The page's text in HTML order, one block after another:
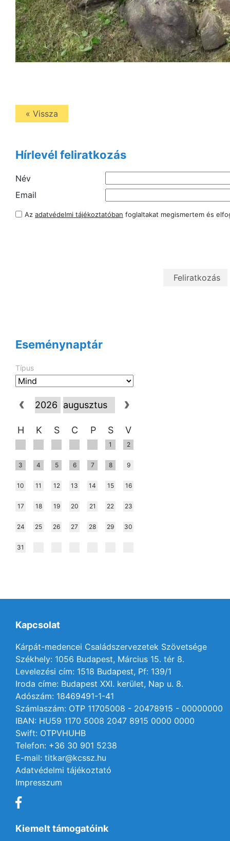
« Vissza
Hírlevél feliratkozás
Név
Email
Az adatvédelmi tájékoztatóban foglaltakat megismertem és
Eseménynaptár
Típus
H K S C P S V
1 2
3 4 5 6 7 8 9
10 11 12 13 14 15 16
17 18 19 20 21 22 23
24 25 26 27 28 29 30
31
Kapcsolat
Kárpát-medencei Családszervezetek Szövetsége
Székhely: 1056 Budapest, Március 15. tér 8.
Levelezési cím: 1518 Budapest, Pf: 139/1
Iroda címe: Budapest XXI. kerület, Nap u. 8.
Adószám: 18469491-1-41
Számlaszám: OTP 11705008 - 20478915 - 00000000
IBAN: HU59 1170 5008 2047 8915 0000 0000
Swift: OTPVHUHB
Telefon: +36 30 901 5238
E-mail: titkar@kcssz.hu
Adatvédelmi tájékoztató
Impresszum
Kiemelt támogatóink